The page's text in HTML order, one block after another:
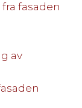
fasaden
av